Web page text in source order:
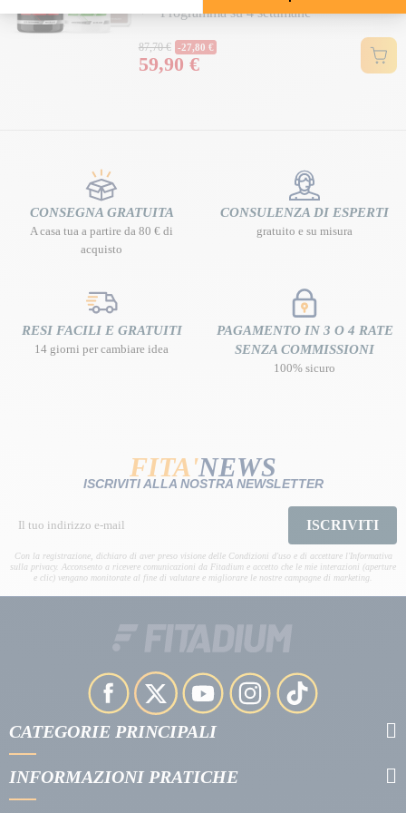
Programma su 4 settimane
Prezzo normale
87,70 € -27,80 €
Prezzo
59,90 €
CONSEGNA GRATUITA
A casa tua a partire da 80 € di
acquisto
CONSULENZA DI ESPERTI
gratuito e su misura
RESI FACILI E GRATUITI
14 giorni per cambiare idea
PAGAMENTO IN 3 O 4 RATE
SENZA COMMISSIONI
100% sicuro
FITA'NEWS
ISCRIVITI ALLA NOSTRA NEWSLETTER
ISCRIVITI
Con la registrazione, dichiaro di aver preso visione delle Condizioni d'uso e di accettare l'Informativa
sulla privacy. Acconsento a ricevere comunicazioni da Fitadium e accetto che le mie interazioni (aperture
e clic) vengano monitorate al fine di valutare e migliorare le nostre campagne di marketing.
CATEGORIE PRINCIPALI
INFORMAZIONI PRATICHE